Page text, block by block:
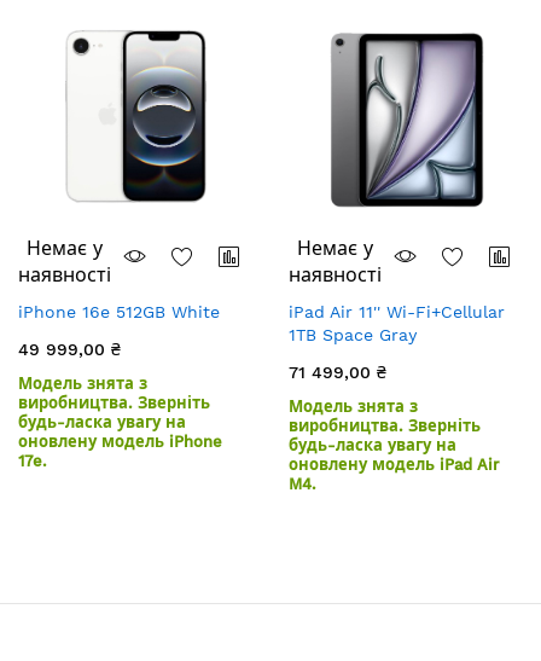
Немає у
наявності
iPhone 16e 512GB White
49 999,00 ₴
Модель знята з
виробництва. Зверніть
будь-ласка увагу на
оновлену модель iPhone
17e.
Немає у
наявності
iPad Air 11'' Wi-Fi+Cellular
1TB Space Gray
71 499,00 ₴
Модель знята з
виробництва. Зверніть
будь-ласка увагу на
оновлену модель iPad Air
M4.